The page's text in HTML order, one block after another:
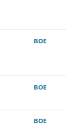
BOE
BOE
BOE